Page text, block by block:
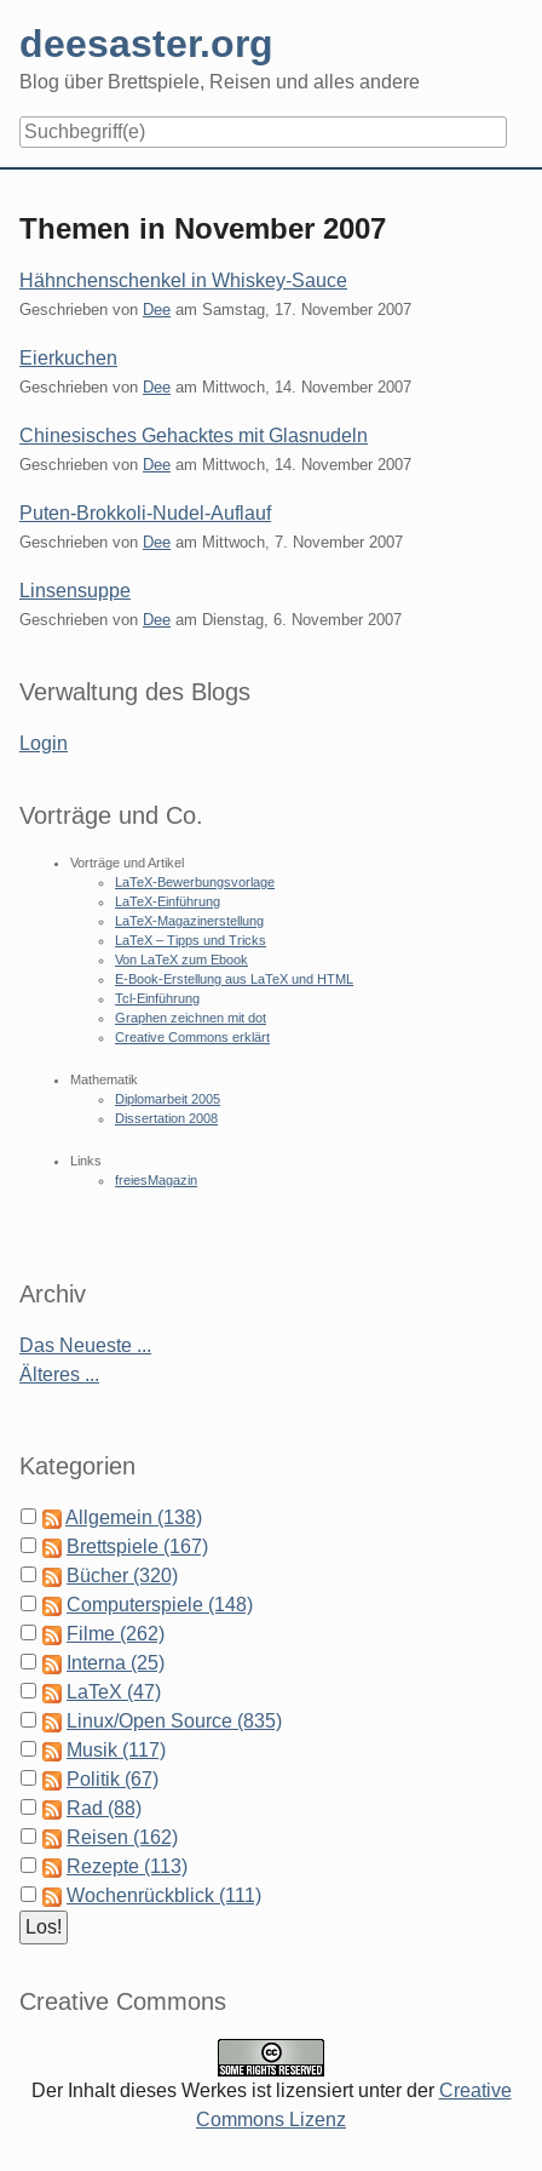
content
deesaster.org
Blog über Brettspiele, Reisen und alles andere
Themen in November 2007
Hähnchenschenkel in Whiskey-Sauce
Geschrieben von Dee am Samstag, 17. November 2007
Eierkuchen
Geschrieben von Dee am Mittwoch, 14. November 2007
Chinesisches Gehacktes mit Glasnudeln
Geschrieben von Dee am Mittwoch, 14. November 2007
Puten-Brokkoli-Nudel-Auflauf
Geschrieben von Dee am Mittwoch, 7. November 2007
Linsensuppe
Geschrieben von Dee am Dienstag, 6. November 2007
Seitenleiste
Verwaltung des Blogs
Login
Vorträge und Co.
Vorträge und Artikel
LaTeX-Bewerbungsvorlage
LaTeX-Einführung
LaTeX-Magazinerstellung
LaTeX – Tipps und Tricks
Von LaTeX zum Ebook
E-Book-Erstellung aus LaTeX und HTML
Tcl-Einführung
Graphen zeichnen mit dot
Creative Commons erklärt
Mathematik
Diplomarbeit 2005
Dissertation 2008
Links
freiesMagazin
Archiv
Das Neueste ...
Älteres ...
Kategorien
Allgemein (138)
Brettspiele (167)
Bücher (320)
Computerspiele (148)
Filme (262)
Interna (25)
LaTeX (47)
Linux/Open Source (835)
Musik (117)
Politik (67)
Rad (88)
Reisen (162)
Rezepte (113)
Wochenrückblick (111)
Creative Commons
Der Inhalt dieses Werkes ist lizensiert unter der Creative
Commons Lizenz